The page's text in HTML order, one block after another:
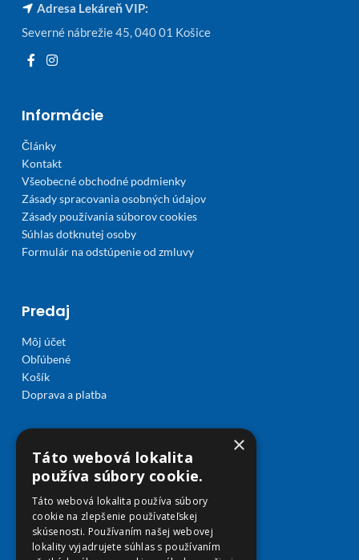
Adresa Lekáreň VIP:
Severné nábrežie 45, 040 01 Košice
Informácie
Články
Kontakt
Všeobecné obchodné podmienky
Zásady spracovania osobných údajov
Zásady používania súborov cookies
Súhlas dotknutej osoby
Formulár na odstúpenie od zmluvy
Predaj
Môj účet
Obľúbené
Košík
Doprava a platba
×
Táto webová lokalita
používa súbory cookie.
Táto webová lokalita používa súbory
cookie na zlepšenie používateľskej
skúsenosti. Používaním našej webovej
lokality vyjadrujete súhlas s používaním